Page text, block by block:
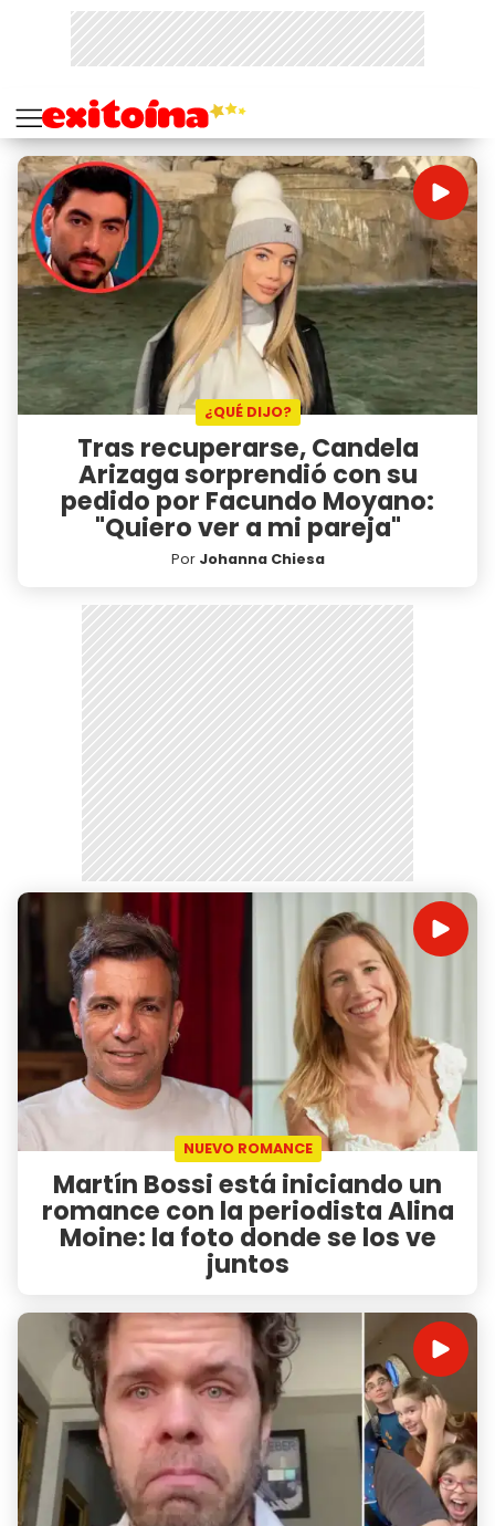
¿QUÉ DIJO?
Tras recuperarse, Candela
Arizaga sorprendió con su
pedido por Facundo Moyano:
"Quiero ver a mi pareja"
Por Johanna Chiesa
NUEVO ROMANCE
Martín Bossi está iniciando un
romance con la periodista Alina
Moine: la foto donde se los ve
juntos